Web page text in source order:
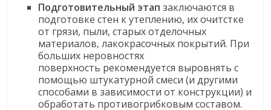
Подготовительный этап заключаются в
подготовке стен к утеплению, их очитстке
от грязи, пыли, старых отделочных
материалов, лакокрасочных покрытий. При
больших неровностях
поверхность рекомендуется выровнять с
помощью штукатурной смеси (и другими
способами в зависимости от конструкции) и
обработать противогрибковым составом.